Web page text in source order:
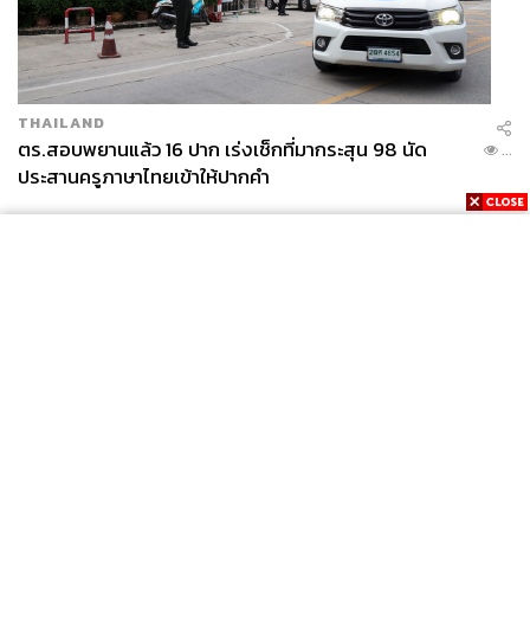
THAILAND
ตร.สอบพยานแล้ว 16 ปาก เร่งเช็กที่มากระสุน 98 นัด
ประสานครูภาษาไทยเข้าให้ปากคำ
...